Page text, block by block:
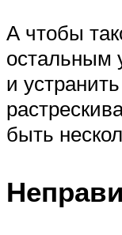
А чтобы
остальным
и
быть